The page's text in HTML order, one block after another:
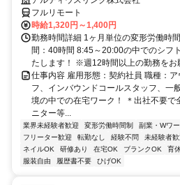
フルリモート
時給1,320円～1,400円
勤務時間詳細 1ヶ月単位の変形労働時
間：40時間 8:45～20:00の中でのシフ
たします！ ※週12時間以上の勤務をお
仕事内容 雇用形態：契約社員 職種：
フ、インバウンドコールスタッフ、一
境の中での在宅ワーク！ ＊出社不要
ニター等...
業界未経験者歓迎 変形労働時間制 副業・Wワ
フリーター歓迎
転勤なし 経験不問 未経験者歓
ネイルOK
研修あり 在宅OK ブランクOK 育
服装自由
履歴書不要 ひげOK